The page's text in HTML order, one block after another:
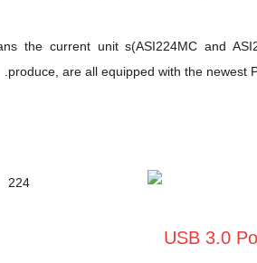
the current unit s(ASI224MC and
produce, are all equipped with the newest
USB 3.0